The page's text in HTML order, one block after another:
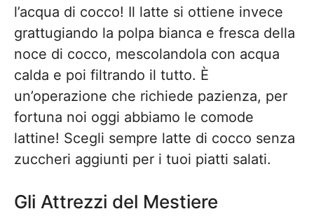
l’acqua di cocco! Il latte si ottiene invece
grattugiando la polpa bianca e fresca della
noce di cocco, mescolandola con acqua
calda e poi filtrando il tutto. È
un’operazione che richiede pazienza, per
fortuna noi oggi abbiamo le comode
lattine! Scegli sempre latte di cocco senza
zuccheri aggiunti per i tuoi piatti salati.
Gli Attrezzi del Mestiere